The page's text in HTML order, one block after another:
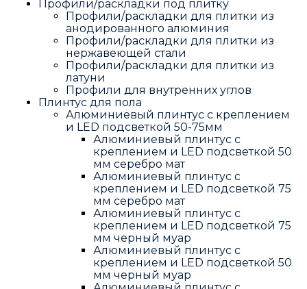
Профили/раскладки под плитку
Профили/раскладки для плитки из
анодированного алюминия
Профили/раскладки для плитки из
нержавеющей стали
Профили/раскладки для плитки из
латуни
Профили для внутренних углов
Плинтус для пола
Алюминиевый плинтус с креплением
и LED подсветкой 50-75мм
Алюминиевый плинтус с
креплением и LED подсветкой 50
мм серебро мат
Алюминиевый плинтус с
креплением и LED подсветкой 75
мм серебро мат
Алюминиевый плинтус с
креплением и LED подсветкой 75
мм черный муар
Алюминиевый плинтус с
креплением и LED подсветкой 50
мм черный муар